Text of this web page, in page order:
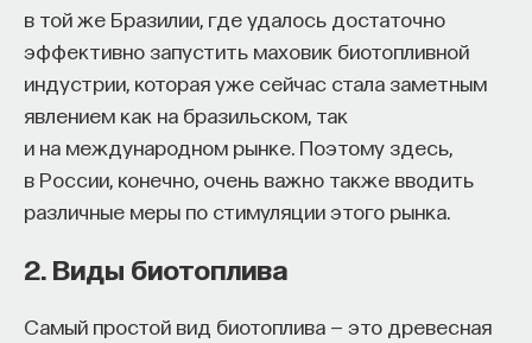
в той же Бразилии, где удалось достаточно
эффективно запустить маховик биотопливной
индустрии, которая уже сейчас стала заметным
явлением как на бразильском, так
и на международном рынке. Поэтому здесь,
в России, конечно, очень важно также вводить
различные меры по стимуляции этого рынка.
2. Виды биотоплива
Самый простой вид биотоплива — это древесная
Образование работает дольше,
чем кажется
«Тема кажется простой: мы определяем цели,
движемся к ним — и дальше все должно
работать. Но в реальности с целеполаганием все
намного сложнее. Проблема не только
проявиться через несколько лет. Ключевой
эффект образования не раскрывается в тот